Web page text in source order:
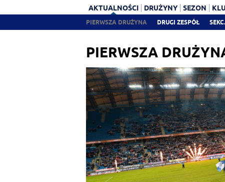
AKTUALNOŚCI
PIERWSZA DRUŻYNA DRUGI ZESPÓŁ
DRUŻYNY SEZON
PIERWSZA